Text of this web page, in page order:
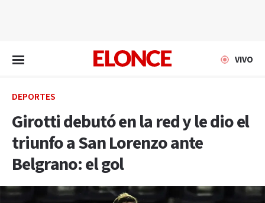
VIVO
DEPORTES
Girotti debutó en la red y le dio el
triunfo a San Lorenzo ante
Belgrano: el gol